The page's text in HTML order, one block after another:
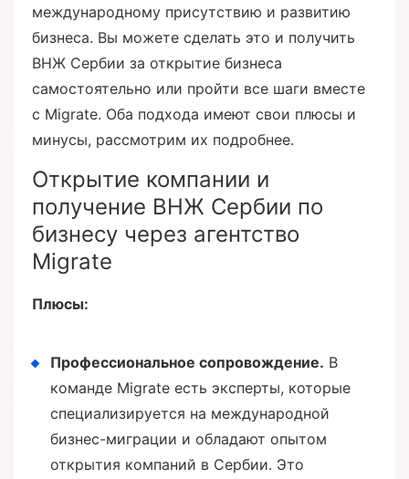
международному присутствию и развитию
бизнеса. Вы можете сделать это и получить
ВНЖ Сербии за открытие бизнеса
самостоятельно или пройти все шаги вместе
с Migrate. Оба подхода имеют свои плюсы и
минусы, рассмотрим их подробнее.
Открытие компании и
получение ВНЖ Сербии по
бизнесу через агентство
Migrate
Плюсы:
Профессиональное сопровождение. В
команде Migrate есть эксперты, которые
специализируется на международной
бизнес-миграции и обладают опытом
открытия компаний в Сербии. Это